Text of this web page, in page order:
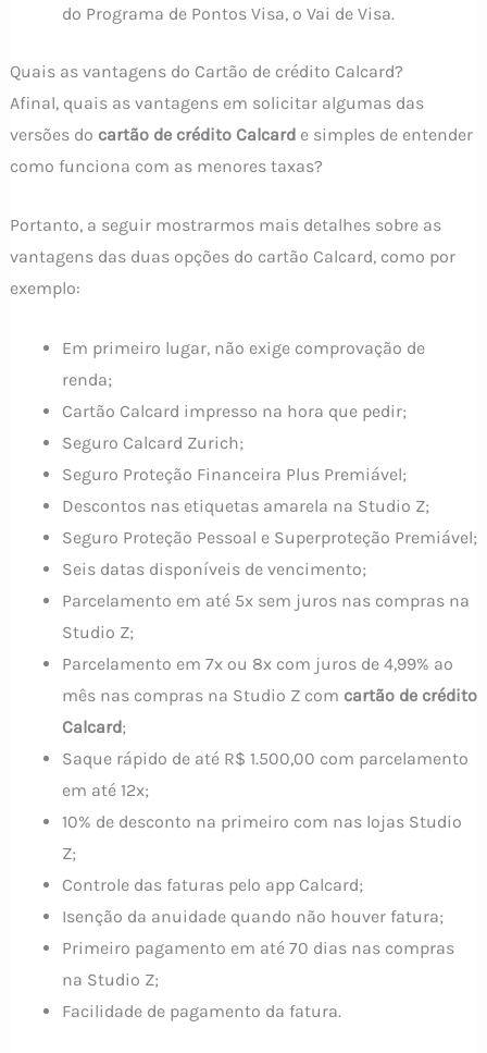
do Programa de Pontos Visa, o Vai de Visa.
Quais as vantagens do Cartão de crédito Calcard?
Afinal, quais as vantagens em solicitar algumas das
versões do cartão de crédito Calcarde simples de entender
como funciona com as menores taxas?
Portanto, a seguir mostrarmos mais detalhes sobre as
vantagens das duas opções do cartão Calcard, como por
exemplo:
Em primeiro lugar, não exige comprovação de
renda;
Cartão Calcard impresso na hora que pedir;
Seguro Calcard Zurich;
Seguro Proteção Financeira Plus Premiável;
Descontos nas etiquetas amarela na Studio Z;
Seguro Proteção Pessoal e Superproteção Premiável;
Seis datas disponíveis de vencimento;
Parcelamento em até 5x sem juros nas compras na
Studio Z;
Parcelamento em 7x ou 8x com juros de 4,99% ao
mês nas compras na Studio Z com cartão de crédito
Calcard;
Saque rápido de até R$ 1.500,00 com parcelamento
em até 12x;
10% de desconto na primeiro com nas lojas Studio
Z;
Controle das faturas pelo app Calcard;
Isenção da anuidade quando não houver fatura;
Primeiro pagamento em até 70 dias nas compras
na Studio Z;
Facilidade de pagamento da fatura.